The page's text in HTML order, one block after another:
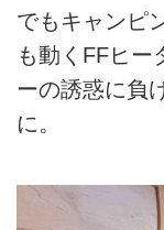
でもキャンピ
も動くFFヒー
ーの誘惑に負
に。